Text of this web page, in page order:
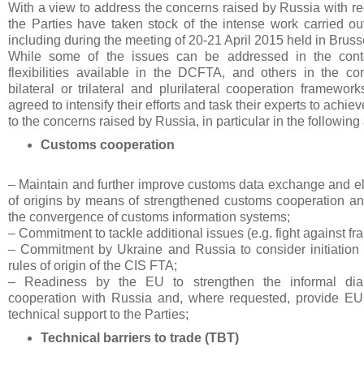
With a view to address the concerns raised by Russia with
the Parties have taken stock of the intense work carried
including during the meeting of 20-21 April 2015 held in
While some of the issues can be addressed in the
flexibilities available in the DCFTA, and others in the
bilateral or trilateral and plurilateral cooperation
agreed to intensify their efforts and task their experts to
to the concerns raised by Russia, in particular in the following
Customs cooperation
– Maintain and further improve customs data exchange and
of origins by means of strengthened customs cooperation
the convergence of customs information systems;
– Commitment to tackle additional issues (e.g. fight against
– Commitment by Ukraine and Russia to consider
rules of origin of the CIS FTA;
– Readiness by the EU to strengthen the informal
cooperation with Russia and, where requested, provide
technical support to the Parties;
Technical barriers to trade (TBT)